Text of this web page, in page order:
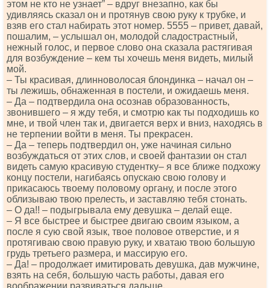
этом не кто не узнает” – вдруг внезапно, как бы
удивляясь сказал он и протянув свою руку к трубке, и
взяв его стал набирать этот номер. 5555 – привет, давай,
пошалим, – услышал он, молодой сладострастный,
нежный голос, и первое слово она сказала растягивая
для возбуждение – кем ты хочешь меня видеть, милый
мой.
– Ты красивая, длинноволосая блондинка – начал он –
ты лежишь, обнаженная в постели, и ожидаешь меня.
– Да – подтвердила она осознав образованность,
звонившего – я жду тебя, и смотрю как ты подходишь ко
мне, и твой член так и, двигается верх и вниз, находясь в
не терпении войти в меня. Ты прекрасен.
– Да – теперь подтвердил он, уже начиная сильно
возбуждаться от этих слов, и своей фантазии он стал
видеть самую красивую студентку– я все ближе подхожу
концу постели, нагибаясь опускаю свою голову и
прикасаюсь твоему половому органу, и после этого
облизываю твою прелесть, и заставляю тебя стонать.
– О да!! – подыгрывала ему девушка – делай еще.
– Я все быстрее и быстрее двигаю своим языком, а
после я сую свой язык, твое половое отверстие, и я
протягиваю свою правую руку, и хватаю твою большую
грудь третьего размера, и массирую его.
– Да! – продолжает имитировать девушка, дав мужчине,
взять на себя, большую часть работы, давая его
воображении развиваться дальше.